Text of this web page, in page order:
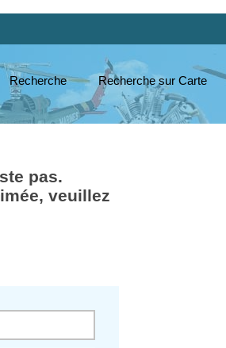
Recherche Recherche sur Carte
pas.
veuillez